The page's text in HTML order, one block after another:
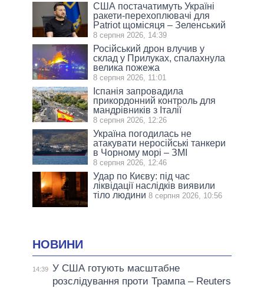
США постачатимуть Україні
ракети-перехоплювачі для
Patriot щомісяця – Зеленський
8 серпня 2026, 14:39
Російський дрон влучив у
склад у Прилуках, спалахнула
велика пожежа
8 серпня 2026, 11:01
Іспанія запровадила
прикордонний контроль для
мандрівників з Італії
8 серпня 2026, 12:26
Україна погодилась не
атакувати неросійські танкери
в Чорному морі – ЗМІ
8 серпня 2026, 12:46
Удар по Києву: під час
ліквідації наслідків виявили
тіло людини 8 серпня 2026, 10:56
НОВИНИ
14:39 У США готують масштабне
розслідування проти Трампа – Reuters